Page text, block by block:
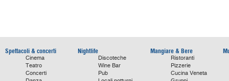
Spettacoli & concerti
Cinema
Teatro
Concerti
Nightlife
Discoteche
Wine Bar
Pub
Mangiare & Bere
Ristoranti
Pizzerie
Cucina Veneta